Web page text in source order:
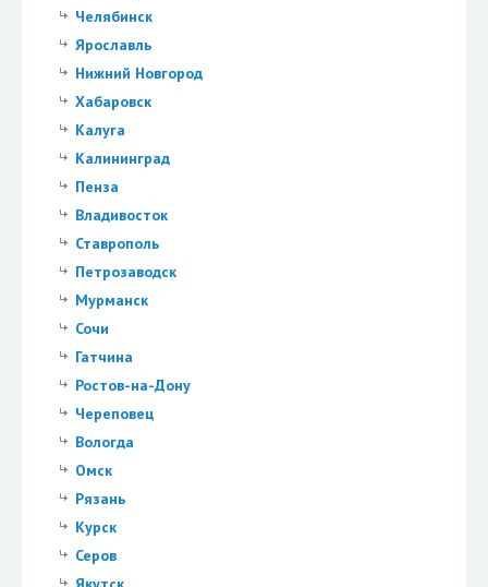
Челябинск
Ярославль
Нижний Новгород
Хабаровск
Калуга
Калининград
Пенза
Владивосток
Ставрополь
Петрозаводск
Мурманск
Сочи
Гатчина
Ростов-на-Дону
Череповец
Вологда
Омск
Рязань
Курск
Серов